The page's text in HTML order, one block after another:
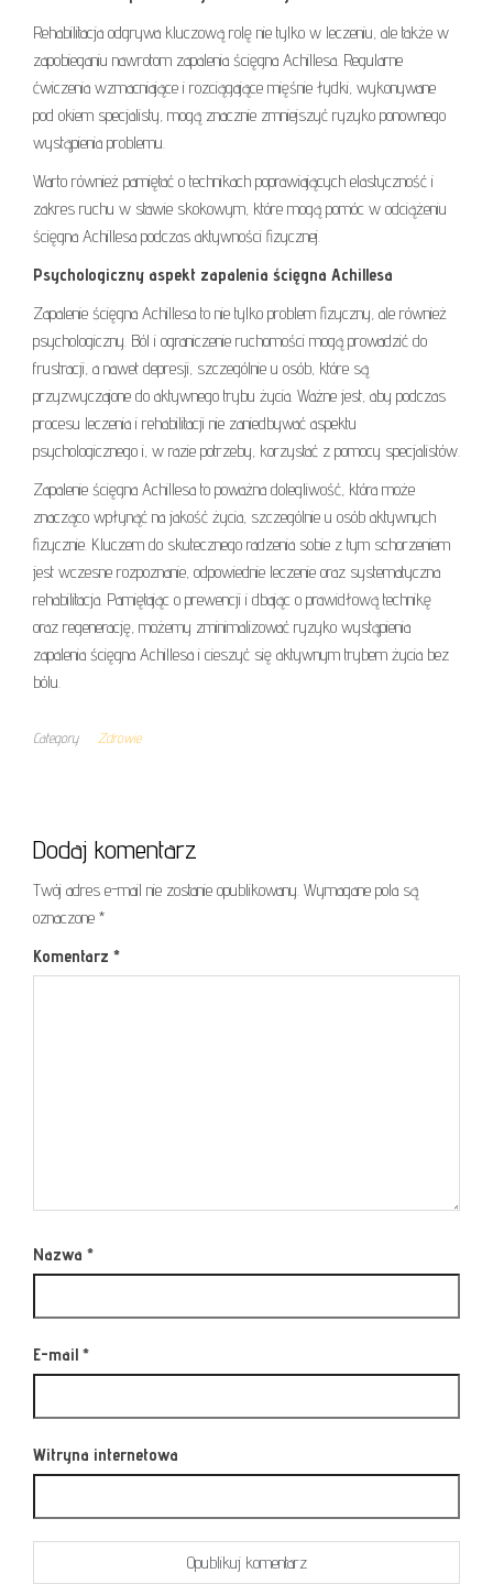
Rehabilitacja odgrywa kluczową rolę nie tylko w leczeniu, ale także w
zapobieganiu nawrotom zapalenia ścięgna Achillesa. Regularne
ćwiczenia wzmacniające i rozciągające mięśnie łydki, wykonywane
pod okiem specjalisty, mogą znacznie zmniejszyć ryzyko ponownego
wystąpienia problemu.
Warto również pamiętać o technikach poprawiających elastyczność i
zakres ruchu w stawie skokowym, które mogą pomóc w odciążeniu
ścięgna Achillesa podczas aktywności fizycznej.
Psychologiczny aspekt zapalenia ścięgna Achillesa
Zapalenie ścięgna Achillesa to nie tylko problem fizyczny, ale również
psychologiczny. Ból i ograniczenie ruchomości mogą prowadzić do
frustracji, a nawet depresji, szczególnie u osób, które są
przyzwyczajone do aktywnego trybu życia. Ważne jest, aby podczas
procesu leczenia i rehabilitacji nie zaniedbywać aspektu
psychologicznego i, w razie potrzeby, korzystać z pomocy specjalistów.
Zapalenie ścięgna Achillesa to poważna dolegliwość, która może
znacząco wpłynąć na jakość życia, szczególnie u osób aktywnych
fizycznie. Kluczem do skutecznego radzenia sobie z tym schorzeniem
jest wczesne rozpoznanie, odpowiednie leczenie oraz systematyczna
rehabilitacja. Pamiętając o prewencji i dbając o prawidłową technikę
oraz regenerację, możemy zminimalizować ryzyko wystąpienia
zapalenia ścięgna Achillesa i cieszyć się aktywnym trybem życia bez
bólu.
Category Zdrowie
Dodaj komentarz
Twój adres e-mail nie zostanie opublikowany. Wymagane pola są
oznaczone *
Komentarz *
Nazwa *
E-mail *
Witryna internetowa